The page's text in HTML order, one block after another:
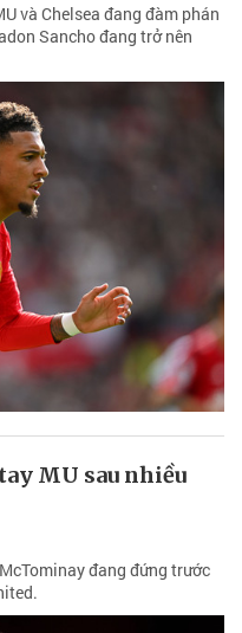
và Chelsea đang đàm phán
Sancho đang trở nên
MU sau nhiều
đang đứng trước